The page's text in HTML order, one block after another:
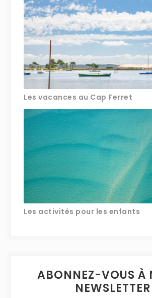
Les vacances au Cap Ferret
Les activités pour les enfants
ABONNEZ-VOUS À
NEWSLETTER